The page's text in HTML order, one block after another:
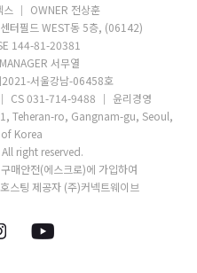
스
OWNER 전상훈
터필드 WEST동 5층, (06142)
144-81-20381
서무열
2021-서울강남-06458호
CS 031-714-9488
윤리경영
Teheran-ro, Gangnam-gu, Seoul,
Korea
right reserved.
매안전(에스크로)에 가입하여
호스팅 제공자 (주)커넥트웨이브